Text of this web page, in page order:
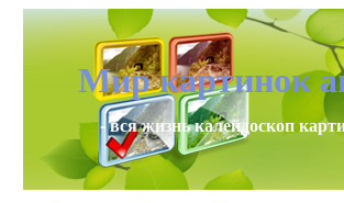
Мир картинок
- вся жизнь калейдоскоп